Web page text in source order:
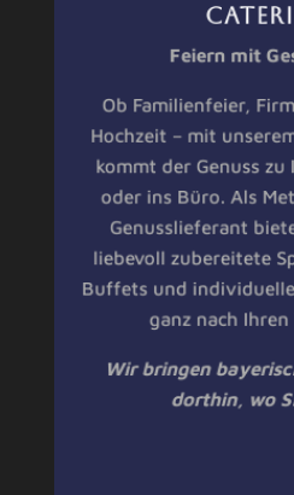
Feiern mit
Ob Familienfeier,
Hochzeit – mit
kommt der Genuss zu
oder ins Büro. Als
Genusslieferant
liebevoll zubereitete
Buffets und
ganz nach Ihren
Wir bringen
dorthin, wo